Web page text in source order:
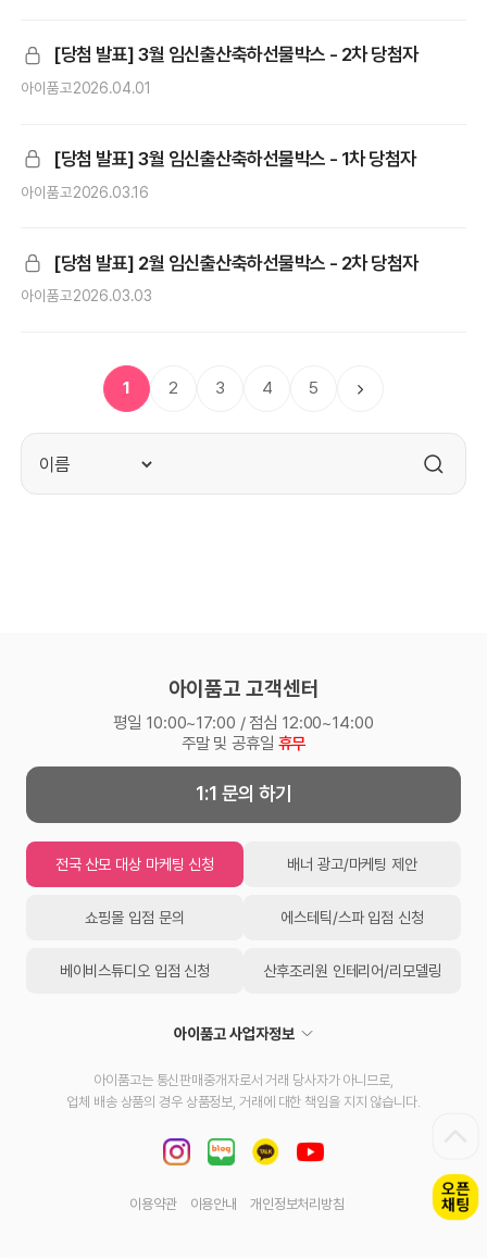
[당첨 발표] 3월 임신출산축하선물박스 - 2차 당첨자
아이품고2026.04.01
[당첨 발표] 3월 임신출산축하선물박스 - 1차 당첨자
아이품고2026.03.16
[당첨 발표] 2월 임신출산축하선물박스 - 2차 당첨자
아이품고2026.03.03
1 2 3 4 5
아이품고 고객센터
평일 10:00~17:00 / 점심 12:00~14:00
주말 및 공휴일 휴무
1:1 문의 하기
전국 산모 대상 마케팅 신청 배너 광고/마케팅 제안
쇼핑몰 입점 문의 에스테틱/스파 입점 신청
베이비스튜디오 입점 신청 산후조리원 인테리어/리모델링
아이품고 사업자정보
아이품고는 통신판매중개자로서 거래 당사자가 아니므로,
업체 배송 상품의 경우 상품정보, 거래에 대한 책임을 지지 않습니다.
이용약관 이용안내 개인정보처리방침